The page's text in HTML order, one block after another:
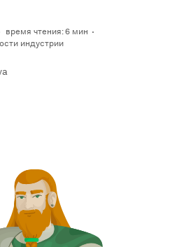
время чтения: 6 мин
индустрии